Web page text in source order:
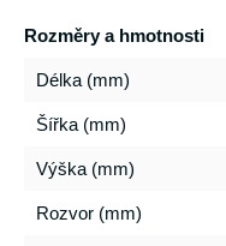
Rozměry a hmotnosti
Délka (mm)
Šířka (mm)
Výška (mm)
Rozvor (mm)